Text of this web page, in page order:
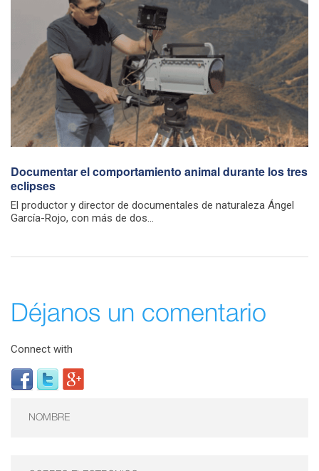
Documentar el comportamiento animal durante los tres
eclipses
El productor y director de documentales de naturaleza Ángel
García-Rojo, con más de dos...
Déjanos un comentario
Connect with